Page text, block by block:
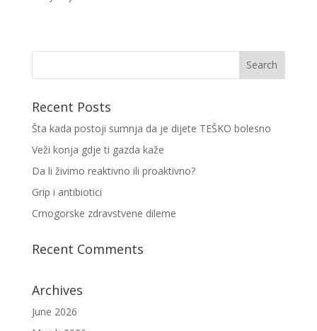
Recent Posts
Šta kada postoji sumnja da je dijete TEŠKO bolesno
Veži konja gdje ti gazda kaže
Da li živimo reaktivno ili proaktivno?
Grip i antibiotici
Crnogorske zdravstvene dileme
Recent Comments
Archives
June 2026